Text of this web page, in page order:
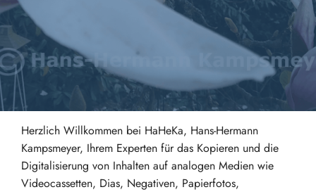
Herzlich Willkommen bei HaHeKa, Hans-Hermann
Kampsmeyer, Ihrem Experten für das Kopieren und die
Digitalisierung von Inhalten auf analogen Medien wie
Videocassetten, Dias, Negativen, Papierfotos,